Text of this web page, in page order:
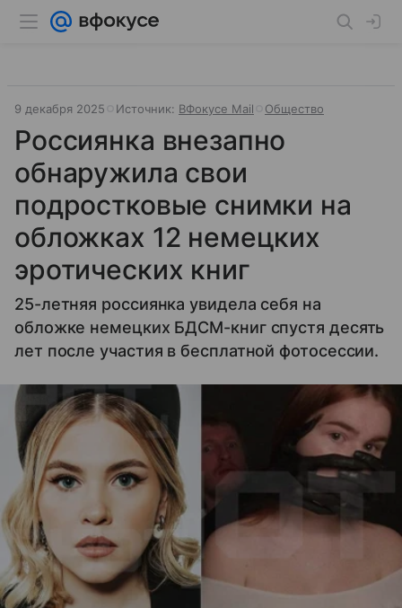
9 декабря 2025 Источник: ВФокусе Mail Общество
Россиянка внезапно
обнаружила свои
подростковые снимки на
обложках 12 немецких
эротических книг
25-летняя россиянка увидела себя на
обложке немецких БДСМ-книг спустя десять
лет после участия в бесплатной фотосессии.